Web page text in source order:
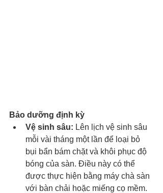
Bảo dưỡng định kỳ
Vệ sinh sâu: Lên lịch vệ sinh sâu
mỗi vài tháng một lần để loại bỏ
bụi bẩn bám chặt và khôi phục độ
bóng của sàn. Điều này có thể
được thực hiện bằng máy chà sàn
với bàn chải hoặc miếng cọ mềm.